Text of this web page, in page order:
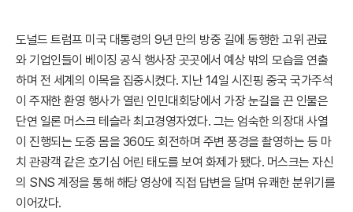
도널드 트럼프 미국 대통령의 9년 만의 방중 길에 동행한 고위 관료
와 기업인들이 베이징 공식 행사장 곳곳에서 예상 밖의 모습을 연출
하며 전 세계의 이목을 집중시켰다. 지난 14일 시진핑 중국 국가주석
이 주재한 환영 행사가 열린 인민대회당에서 가장 눈길을 끈 인물은
단연 일론 머스크 테슬라 최고경영자였다. 그는 엄숙한 의장대 사열
이 진행되는 도중 몸을 360도 회전하며 주변 풍경을 촬영하는 등 마
치 관광객 같은 호기심 어린 태도를 보여 화제가 됐다. 머스크는 자신
의 SNS 계정을 통해 해당 영상에 직접 답변을 달며 유쾌한 분위기를
이어갔다.